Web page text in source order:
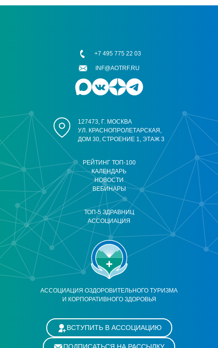
АССОЦИАЦИЯ ОЗДОРОВИТЕЛЬНОГО ТУРИЗМА
И КОРПОРАТИВНОГО ЗДОРОВЬЯ
РЕЙТИНГ ТОП-100
КАЛЕНДАРЬ
НОВОСТИ
ВЕБИНАРЫ
ТОП-5 ЗДРАВНИЦ
АССОЦИАЦИЯ
127473, Г. МОСКВА
УЛ. КРАСНОПРОЛЕТАРСКАЯ,
ДОМ 30, СТРОЕНИЕ 1, ЭТАЖ 3
+7 495 775 22 03
INF@AOTRF.RU
ВСТУПИТЬ В АССОЦИАЦИЮ